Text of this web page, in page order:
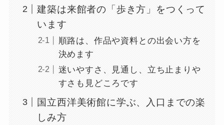
建築は来館者の「歩き方」をつくって
います
順路は、作品や資料との出会い方を
決めます
迷いやすさ、見通し、立ち止まりや
すさも見どころです
国立西洋美術館に学ぶ、入口までの楽
しみ方